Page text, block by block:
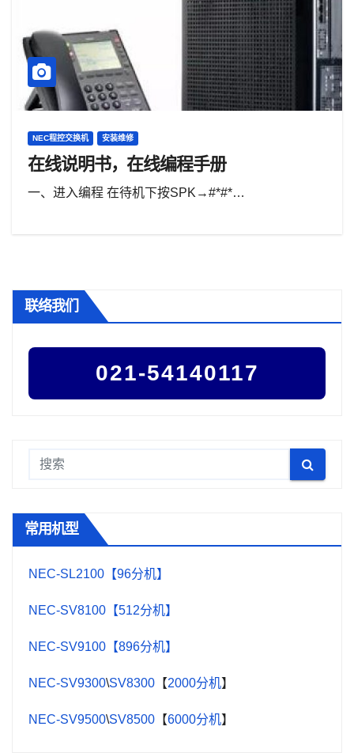
NEC程控交换机 安装维修
在线说明书，在线编程手册
一、进入编程 在待机下按SPK→#*#*…
联络我们
021-54140117
常用机型
NEC-SL2100【96分机】
NEC-SV8100【512分机】
NEC-SV9100【896分机】
NEC-SV9300\SV8300 【2000分机】
NEC-SV9500\SV8500 【6000分机】